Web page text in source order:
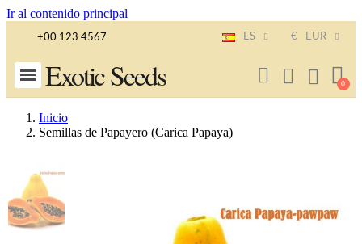
Ir al contenido principal
+00 123 4567 ES € EUR
Exotic Seeds
Inicio
Semillas de Papayero (Carica Papaya)